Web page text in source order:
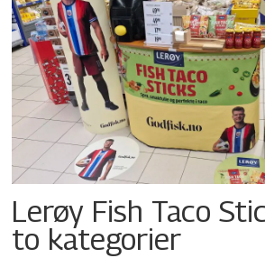
Lerøy Fish Taco
to kategorier